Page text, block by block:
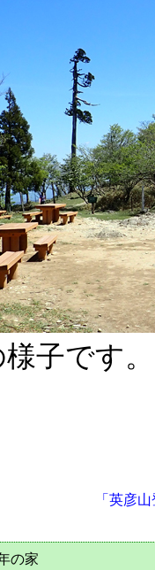
子です
「英彦
の家